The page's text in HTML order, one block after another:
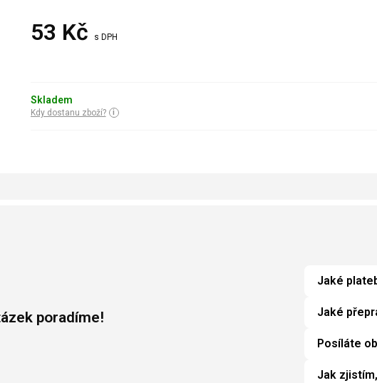
53 Kč s DPH
Skladem
Kdy dostanu zboží?
poradíme!
Jaké
Jaké
Posíláte
Jak